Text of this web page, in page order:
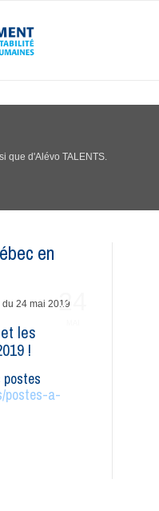
que d'Alévo TALENTS.
en
24
les
!
postes
postes-a-